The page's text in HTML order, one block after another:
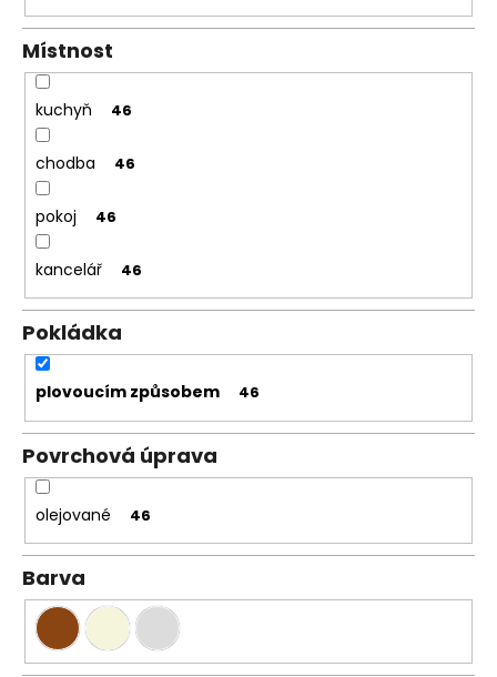
Místnost
kuchyň 46
chodba 46
pokoj 46
kancelář 46
Pokládka
plovoucím způsobem 46
Povrchová úprava
olejované 46
Barva
2
166
Kč
Původně:
287
Kč